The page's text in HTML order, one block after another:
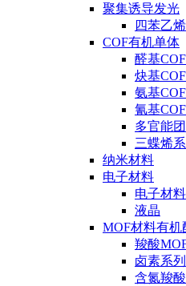
聚集诱导发光
四苯乙
COF有机单体
醛基
炔基
氨基
氰基
多官能
三蝶烯系
纳米材料
电子材料
电子材料
液晶
MOF材料有机
羧酸
卤素系列
含氮羧